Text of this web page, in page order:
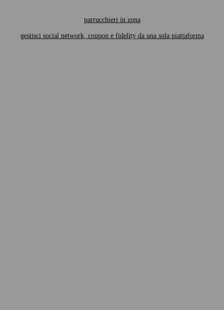
parrucchieri in zona
gestisci social network, coupon e fidelity da una sola piattaforma